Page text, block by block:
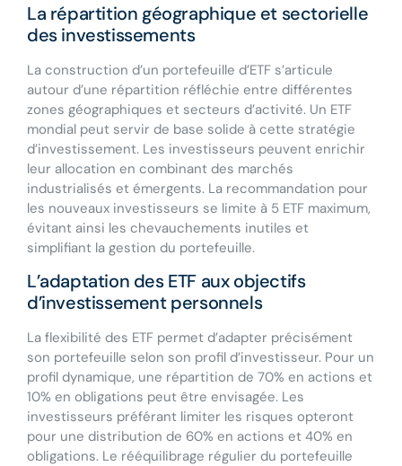
La répartition géographique et sectorielle
des investissements
La construction d’un portefeuille d’ETF s’articule
autour d’une répartition réfléchie entre différentes
zones géographiques et secteurs d’activité. Un ETF
mondial peut servir de base solide à cette stratégie
d’investissement. Les investisseurs peuvent enrichir
leur allocation en combinant des marchés
industrialisés et émergents. La recommandation pour
les nouveaux investisseurs se limite à 5 ETF maximum,
évitant ainsi les chevauchements inutiles et
simplifiant la gestion du portefeuille.
L’adaptation des ETF aux objectifs
d’investissement personnels
La flexibilité des ETF permet d’adapter précisément
son portefeuille selon son profil d’investisseur. Pour un
profil dynamique, une répartition de 70% en actions et
10% en obligations peut être envisagée. Les
investisseurs préférant limiter les risques opteront
pour une distribution de 60% en actions et 40% en
obligations. Le rééquilibrage régulier du portefeuille